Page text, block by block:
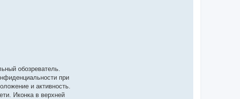
обозреватель.
при
и активность.
Иконка в верхней